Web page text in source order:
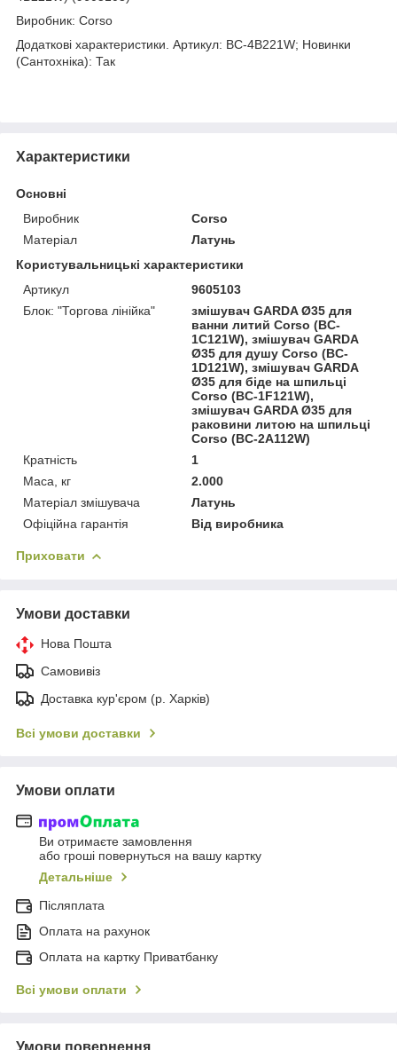
Виробник: Corso
Додаткові характеристики. Артикул: BC-4B221W; Новинки
(Сантохніка): Так
Характеристики
Основні
Виробник
Corso
Матеріал
Латунь
Користувальницькі характеристики
Артикул
9605103
Блок: "Торгова лінійка"
змішувач GARDA Ø35 для
ванни литий Corso (BC-
1C121W), змішувач GARDA
Ø35 для душу Corso (BC-
1D121W), змішувач GARDA
Ø35 для біде на шпильці
Corso (BC-1F121W),
змішувач GARDA Ø35 для
раковини литою на шпильці
Corso (BC-2A112W)
Кратність
1
Маса, кг
2.000
Матеріал змішувача
Латунь
Офіційна гарантія
Від виробника
Приховати
Умови доставки
Нова Пошта
Самовивіз
Доставка кур'єром (р. Харків)
Всі умови доставки
Умови оплати
Ви отримаєте замовлення
або гроші повернуться на вашу картку
Детальніше
Післяплата
Оплата на рахунок
Оплата на картку Приватбанку
Всі умови оплати